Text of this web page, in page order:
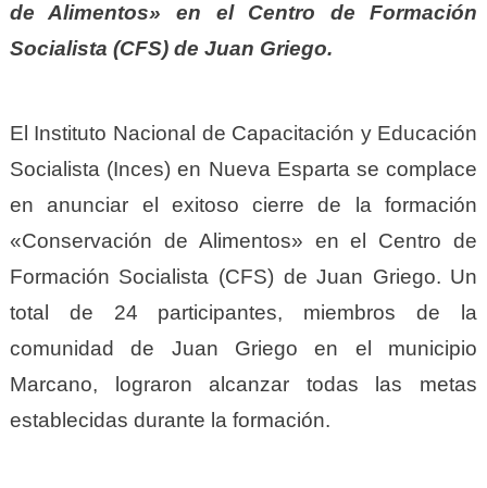
de Alimentos» en el Centro de Formación
Socialista (CFS) de Juan Griego.
El Instituto Nacional de Capacitación y Educación
Socialista (Inces) en Nueva Esparta se complace
en anunciar el exitoso cierre de la formación
«Conservación de Alimentos» en el Centro de
Formación Socialista (CFS) de Juan Griego. Un
total de 24 participantes, miembros de la
comunidad de Juan Griego en el municipio
Marcano, lograron alcanzar todas las metas
establecidas durante la formación.